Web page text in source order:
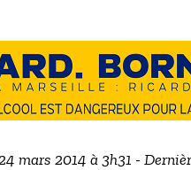
mars 2014 à 3h31 -